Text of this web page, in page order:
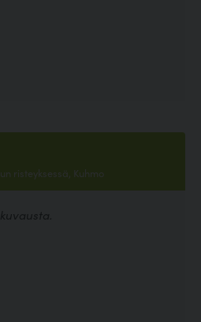
risteyksessä, Kuhmo